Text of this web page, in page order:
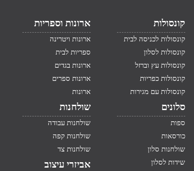
קונסולות
קונסולות לכניסה לבית
קונסולות לסלון
קונסולות עץ וברזל
קונסולות כפריות
קונסולות עם מגירות
סלונים
ספות
כורסאות
שולחנות סלון
שידות לסלון
ארונות וספריות
ארונות ויטרינה
ספריות לבית
ארונות בגדים
ארונות ספרים
ארונות
שולחנות
שולחנות עבודה
שולחנות קפה
שולחנות צד
אביזרי עיצוב